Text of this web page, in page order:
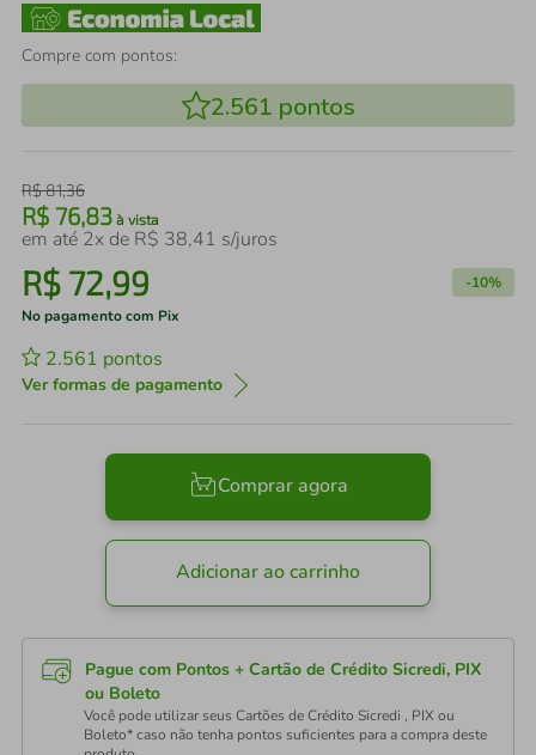
Compre com pontos:
2.561 pontos
R$81,36
R$ 76,83 à vista
em até 2x de R$ 38,41 s/juros
R$ 72,99 -10%
No pagamento com Pix
2.561 pontos
Ver formas de pagamento
Comprar agora
Adicionar ao carrinho
Pague com Pontos + Cartão de Crédito Sicredi, PIX
ou Boleto
Você pode utilizar seus Cartões de Crédito Sicredi , PIX ou
Boleto* caso não tenha pontos suficientes para a compra deste